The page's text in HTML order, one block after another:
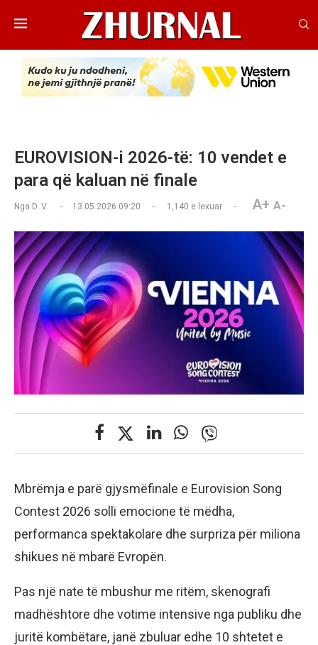
EUROVISION-i 2026-të: 10 vendet e
para që kaluan në finale
Nga D. V. 13.05.2026 09:20 1,140 e lexuar A+ A-
Mbrëmja e parë gjysmëfinale e Eurovision Song
Contest 2026 solli emocione të mëdha,
performanca spektakolare dhe surpriza për miliona
shikues në mbarë Evropën.
Pas një nate të mbushur me ritëm, skenografi
madhështore dhe votime intensive nga publiku dhe
juritë kombëtare, janë zbuluar edhe 10 shtetet e